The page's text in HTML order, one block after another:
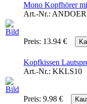
Mono Kopfhörer
Art.-Nr.: ANDOER
Preis: 13.94 €
Kopfkissen
Art.-Nr.: KKLS10
Preis: 9.98 €